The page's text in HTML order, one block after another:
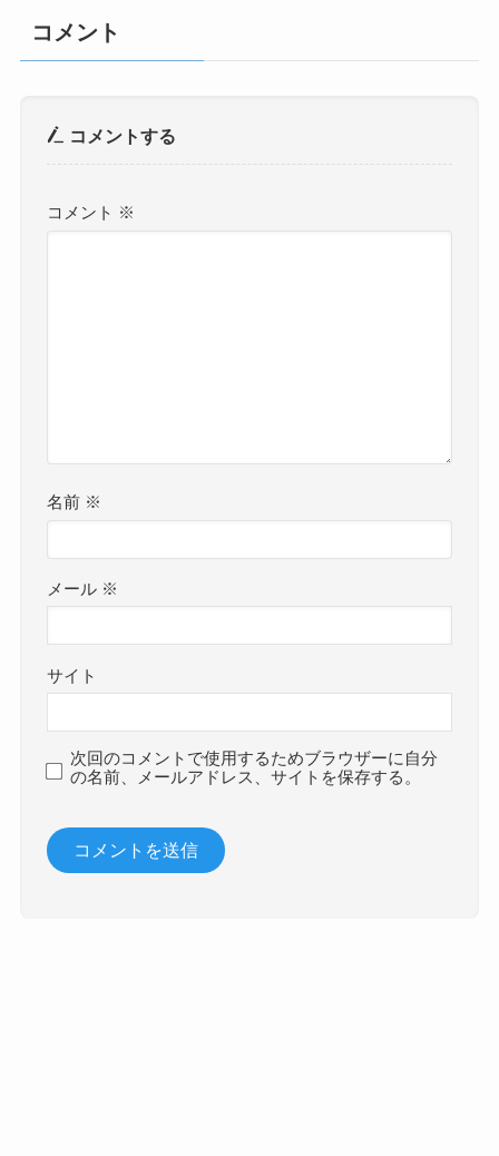
コメント
コメントする
コメント ※
名前 ※
メール ※
サイト
次回のコメントで使用するためブラウザーに自分
の名前、メールアドレス、サイトを保存する。